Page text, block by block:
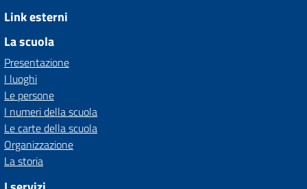
Link esterni
La scuola
Presentazione
I luoghi
Le persone
I numeri della scuola
Le carte della scuola
Organizzazione
La storia